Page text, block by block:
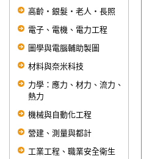
高齡‧銀髮‧老人‧長照
電子、電機、電力工程
圖學與電腦輔助製圖
材料與奈米科技
力學：應力、材力、流力、
熱力
機械與自動化工程
營建、測量與都計
工業工程、職業安全衛生